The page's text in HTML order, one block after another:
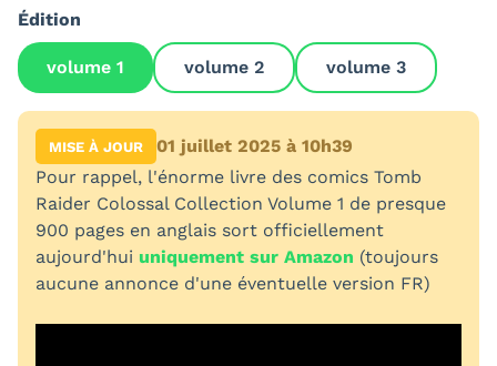
Édition
volume 1 volume 2 volume 3
MISE À JOUR
01 juillet 2025 à 10h39
Pour rappel, l'énorme livre des comics Tomb
Raider Colossal Collection Volume 1 de presque
900 pages en anglais sort officiellement
aujourd'hui uniquement sur Amazon (toujours
aucune annonce d'une éventuelle version FR)